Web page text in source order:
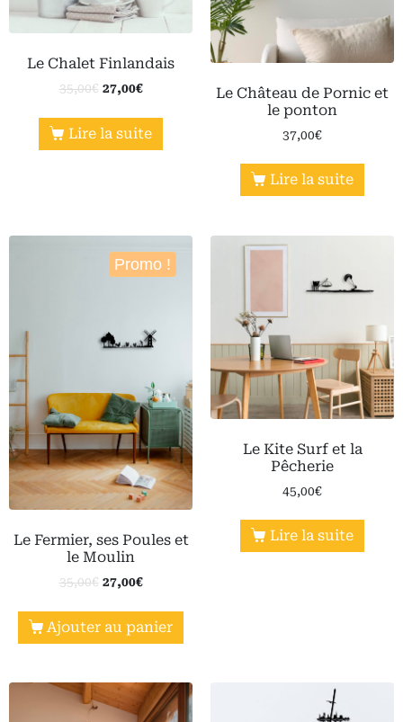
Le Chalet Finlandais
35,00€ 27,00€
Lire la suite
Le Château de Pornic et
le ponton
37,00€
Lire la suite
Promo !
Le Fermier, ses Poules et
le Moulin
35,00€ 27,00€
Ajouter au panier
Le Kite Surf et la
Pêcherie
45,00€
Lire la suite